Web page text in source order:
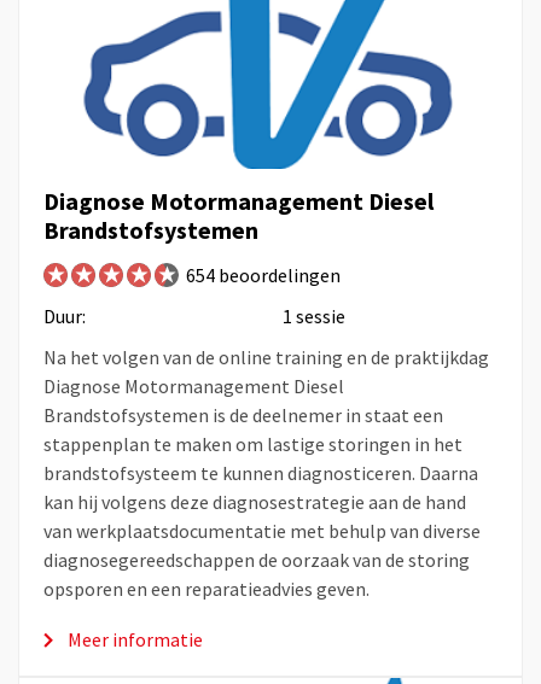
Diagnose Motormanagement Diesel
Brandstofsystemen
654 beoordelingen
Duur:
1 sessie
Na het volgen van de online training en de praktijkdag
Diagnose Motormanagement Diesel
Brandstofsystemen is de deelnemer in staat een
stappenplan te maken om lastige storingen in het
brandstofsysteem te kunnen diagnosticeren. Daarna
kan hij volgens deze diagnosestrategie aan de hand
van werkplaatsdocumentatie met behulp van diverse
diagnosegereedschappen de oorzaak van de storing
opsporen en een reparatieadvies geven.
Meer informatie